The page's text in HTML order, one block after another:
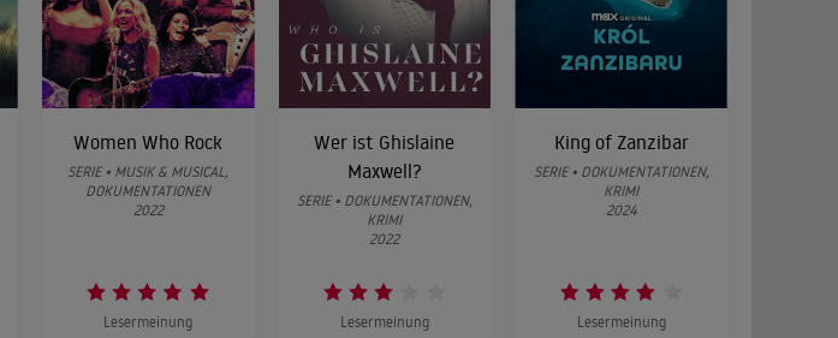
Women Who Rock
SERIE • MUSIK & MUSICAL,
DOKUMENTATIONEN
2022
Lesermeinung
Wer ist Ghislaine
Maxwell?
SERIE • DOKUMENTATIONEN,
KRIMI
2022
Lesermeinung
King of Zanzibar
SERIE • DOKUMENTATIONEN,
KRIMI
2024
Lesermeinung